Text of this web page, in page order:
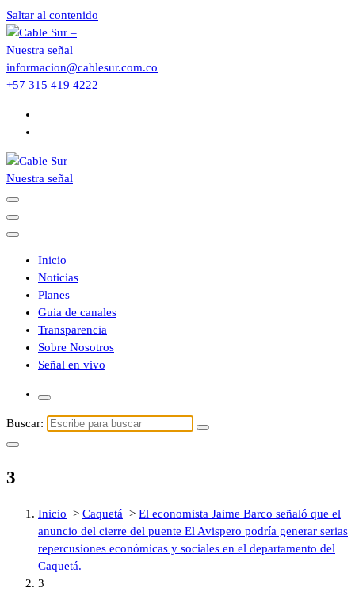
Saltar al contenido
informacion@cablesur.com.co
+57 315 419 4222
Inicio
Noticias
Planes
Guia de canales
Transparencia
Sobre Nosotros
Señal en vivo
Buscar:
3
Inicio > Caquetá > El economista Jaime Barco señaló que el
anuncio del cierre del puente El Avispero podría generar serias
repercusiones económicas y sociales en el departamento del
Caquetá.
3